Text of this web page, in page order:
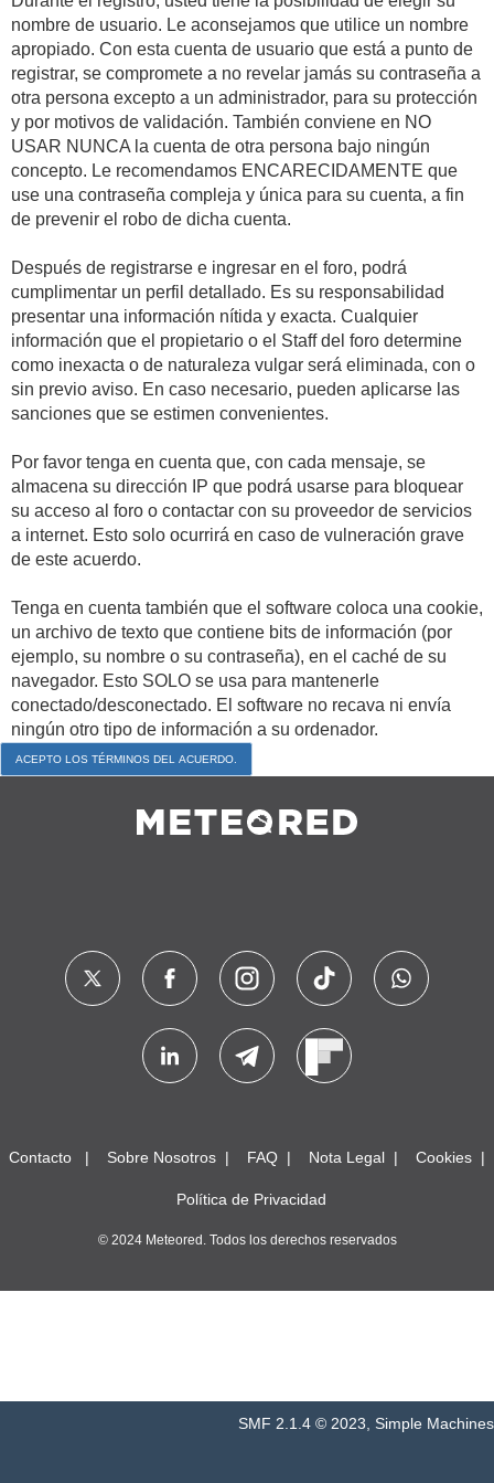
nombre de usuario. Le aconsejamos que utilice un nombre
apropiado. Con esta cuenta de usuario que está a punto de
registrar, se compromete a no revelar jamás su contraseña a
otra persona excepto a un administrador, para su protección
y por motivos de validación. También conviene en NO
USAR NUNCA la cuenta de otra persona bajo ningún
concepto. Le recomendamos ENCARECIDAMENTE que
use una contraseña compleja y única para su cuenta, a fin
de prevenir el robo de dicha cuenta.
Después de registrarse e ingresar en el foro, podrá
cumplimentar un perfil detallado. Es su responsabilidad
presentar una información nítida y exacta. Cualquier
información que el propietario o el Staff del foro determine
como inexacta o de naturaleza vulgar será eliminada, con o
sin previo aviso. En caso necesario, pueden aplicarse las
sanciones que se estimen convenientes.
Por favor tenga en cuenta que, con cada mensaje, se
almacena su dirección IP que podrá usarse para bloquear
su acceso al foro o contactar con su proveedor de servicios
a internet. Esto solo ocurrirá en caso de vulneración grave
de este acuerdo.
Tenga en cuenta también que el software coloca una cookie,
un archivo de texto que contiene bits de información (por
ejemplo, su nombre o su contraseña), en el caché de su
navegador. Esto SOLO se usa para mantenerle
conectado/desconectado. El software no recava ni envía
ningún otro tipo de información a su ordenador.
Contacto Sobre Nosotros FAQ Nota Legal Cookies
Política de Privacidad
© 2024 Meteored. Todos los derechos reservados
SMF 2.1.4 © 2023 Simple Machines